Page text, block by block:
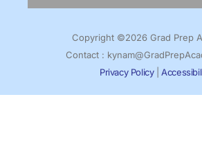
Copyright ©2026 Grad Prep
Contact :
Privacy Policy|